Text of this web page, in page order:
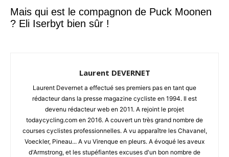
Mais qui est le compagnon de Puck Moonen
? Eli Iserbyt bien sûr !
Laurent DEVERNET
Laurent Devernet a effectué ses premiers pas en tant que
rédacteur dans la presse magazine cycliste en 1994. Il est
devenu rédacteur web en 2011. A rejoint le projet
todaycycling.com en 2016. A couvert un très grand nombre de
courses cyclistes professionnelles. A vu apparaître les Chavanel,
Voeckler, Pineau... A vu Virenque en pleurs. A évoqué les aveux
d'Armstrong, et les stupéfiantes excuses d'un bon nombre de